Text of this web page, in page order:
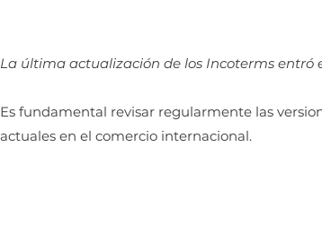
La última actualización de los Incoterms entró
Es fundamental revisar regularmente las
actuales en el comercio internacional.